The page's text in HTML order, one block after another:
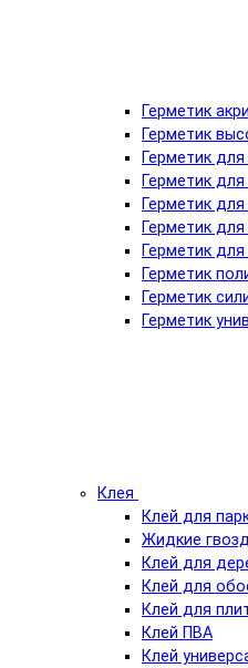
Герметик
Герметик
Герметик
Герметик
Герметик
Герметик
Герметик
Герметик
Герметик
Герметик
Клея
Клей для
Жидкие
Клей для
Клей для
Клей для
Клей ПВА
Клей